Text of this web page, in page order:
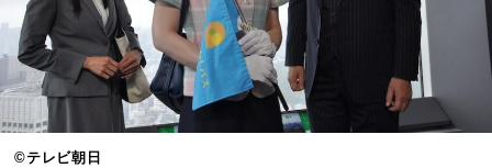
©テレビ朝日